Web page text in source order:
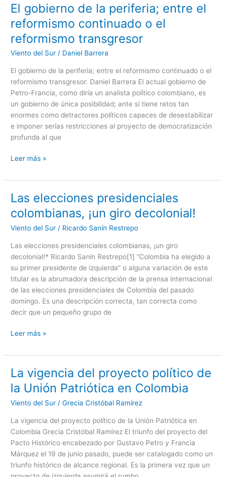
El gobierno de la periferia; entre el
reformismo continuado o el
reformismo transgresor
Viento del Sur / Daniel Barrera
El gobierno de la periferia; entre el reformismo continuado o el
reformismo transgresor. Daniel Barrera El actual gobierno de
Petro-Francia, como diría un analista político colombiano, es
un gobierno de única posibilidad; ante sí tiene retos tan
enormes como detractores políticos capaces de desestabilizar
e imponer serías restricciones al proyecto de democratización
profunda al que
El
gobierno
de
la
periferia;
el
reformismo
continuado
o
el
reformismo
transgresor
Leer más »
Las elecciones presidenciales
colombianas, ¡un giro decolonial!
Viento del Sur / Ricardo Sanín Restrepo
Las elecciones presidenciales colombianas, ¡un giro
decolonial!* Ricardo Sanín Restrepo[1] “Colombia ha elegido a
su primer presidente de izquierda” o alguna variación de este
titular es la abrumadora descripción de la prensa internacional
de las elecciones presidenciales de Colombia del pasado
domingo. Es una descripción correcta, tan correcta como
decir que un pequeño grupo de
Las
elecciones
presidenciales
colombianas,
Leer más »
La vigencia del proyecto político de
la Unión Patriótica en Colombia
Viento del Sur /Grecia Cristóbal Ramírez
La vigencia del proyecto político de la Unión Patriótica en
Colombia Grecia Cristóbal Ramírez El triunfo del proyecto del
Pacto Histórico encabezado por Gustavo Petro y Francia
Márquez el 19 de junio pasado, puede ser catalogado como un
triunfo histórico de alcance regional. Es la primera vez que un
La
vigencia
del
proyecto
Patriótica